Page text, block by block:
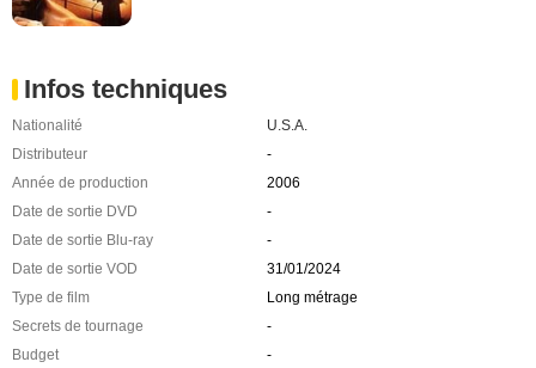
Infos techniques
Nationalité
U.S.A.
Distributeur
-
Année de production
2006
Date de sortie DVD
-
Date de sortie Blu-ray
-
Date de sortie VOD
31/01/2024
Type de film
Long métrage
Secrets de tournage
-
Budget
-